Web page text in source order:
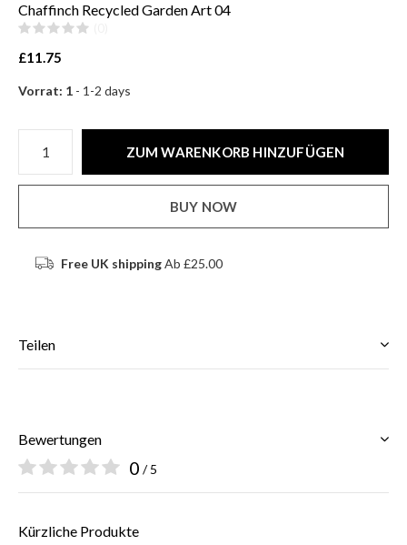
Chaffinch Recycled Garden Art 04
£11.75
Vorrat: 1 - 1-2 days
ZUM WARENKORB HINZUFÜGEN
BUY NOW
Free UK shippingAb £25.00
Teilen
Bewertungen
0 / 5
Kürzliche Produkte